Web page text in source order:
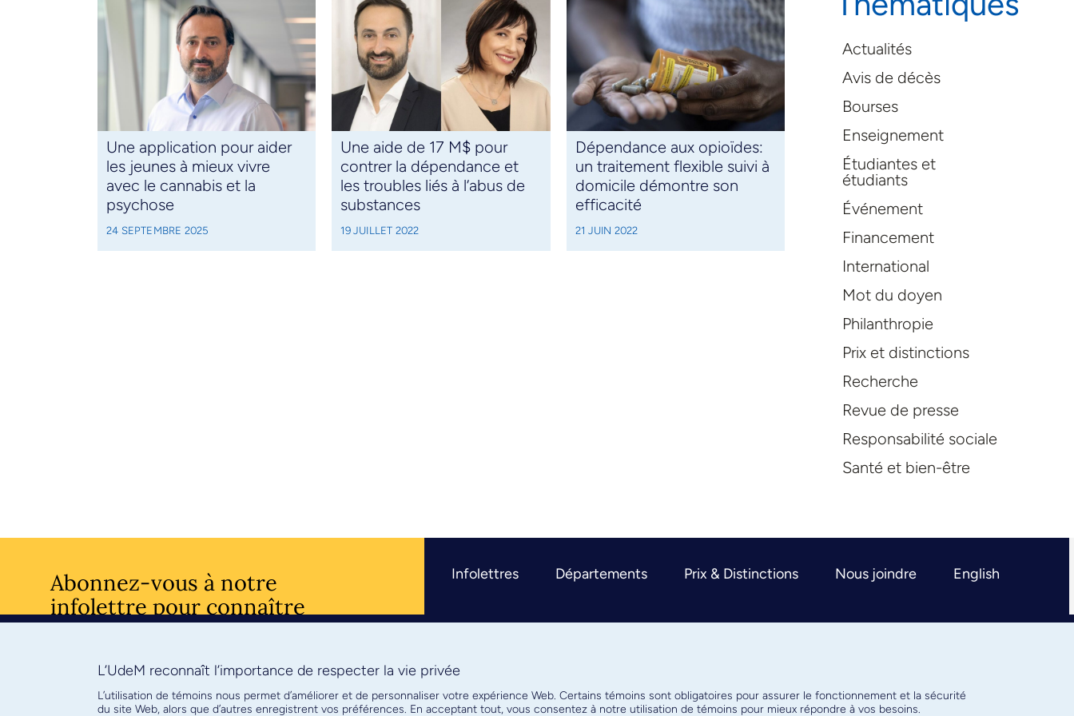
Une application pour aider
les jeunes à mieux vivre
avec le cannabis et la
psychose
24 SEPTEMBRE 2025
Une aide de 17 M$ pour
contrer la dépendance et
les troubles liés à l’abus de
substances
19 JUILLET 2022
Dépendance aux opioïdes:
un traitement flexible suivi à
domicile démontre son
efficacité
21 JUIN 2022
Actualités
Avis de décès
Bourses
Enseignement
Étudiantes et
étudiants
Événement
Financement
International
Mot du doyen
Philanthropie
Prix et distinctions
Recherche
Revue de presse
Responsabilité sociale
Santé et bien-être
Abonnez-vous à notre
infolettre pour connaître
l’actualité facultaire
S'ABONNER
Infolettres Départements Prix & Distinctions Nous joindre English
L’UdeM reconnaît l’importance de respecter la vie privée
L’utilisation de témoins nous permet d’améliorer et de personnaliser votre expérience Web. Certains témoins sont obligatoires pour assurer le fonctionnement et la sécurité
du site Web, alors que d’autres enregistrent vos préférences. En acceptant tout, vous consentez à notre utilisation de témoins pour mieux répondre à vos besoins.